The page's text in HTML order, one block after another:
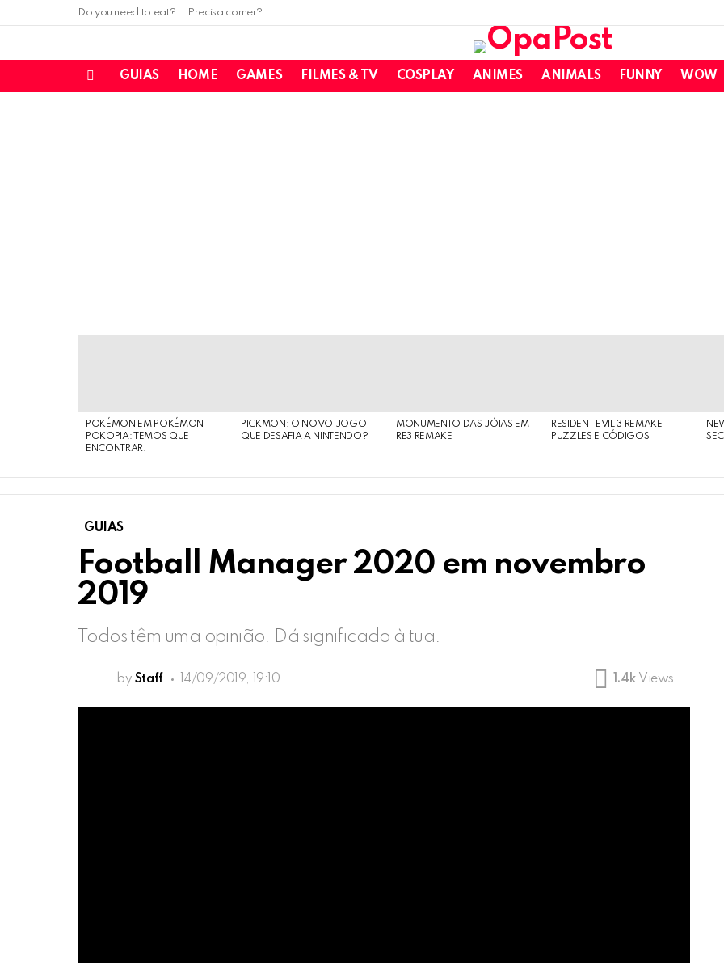
Do you need to eat? Precisa comer?
GUIAS HOME GAMES FILMES & TV COSPLAY ANIMES ANIMALS FUNNY WOW
POKÉMON EM POKÉMON
POKOPIA: TEMOS QUE
ENCONTRAR!
PICKMON: O NOVO JOGO
QUE DESAFIA A NINTENDO?
MONUMENTO DAS JÓIAS EM
RE3 REMAKE
RESIDENT EVIL 3 REMAKE
PUZZLES E CÓDIGOS
GUIAS
Football Manager 2020 em novembro
2019
Todos têm uma opinião. Dá significado à tua.
by Staff 14/09/2019, 19:10 1.4k Views